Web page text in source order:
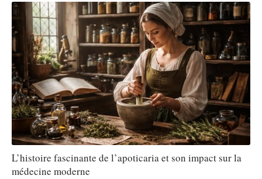
L’histoire fascinante de l’apoticaria et son impact sur la
médecine moderne